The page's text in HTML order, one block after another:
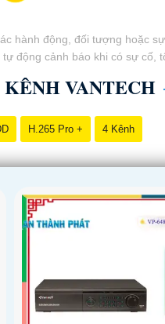
hành động, đối tượng hoặc
cảnh báo khi có sự cố,
VANTECH
H.265 Pro + 4 Kênh